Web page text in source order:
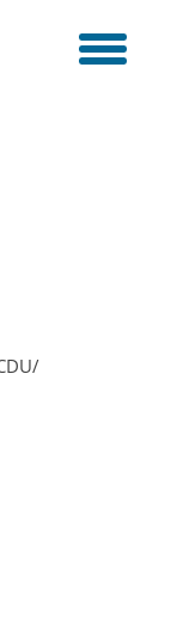
toggle
menu